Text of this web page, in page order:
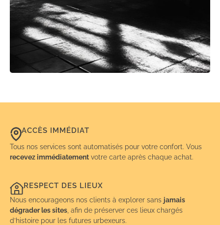
ACCÈS IMMÉDIAT
Tous nos services sont automatisés pour votre confort. Vous
recevez immédiatement votre carte après chaque achat.
RESPECT DES LIEUX
Nous encourageons nos clients à explorer sans jamais
dégrader les sites , afin de préserver ces lieux chargés
d’histoire pour les futures urbexeurs.